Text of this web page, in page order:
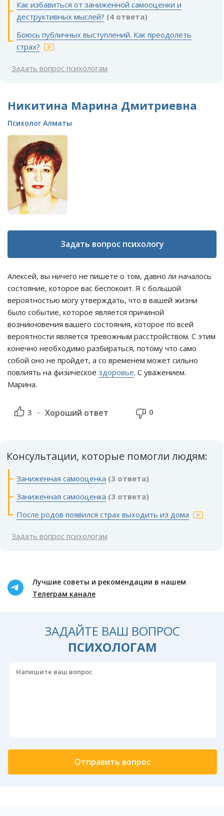
Как избавиться от заниженной самооценки и
деструктивных мыслей? (4 ответа)
Боюсь публичных выступлений. Как преодолеть
страх?
Задать вопрос психологам
Никитина Марина Дмитриевна
Психолог Алматы
Задать вопрос психологу
Алексей, вы ничего не пишете о том, давно ли началось
состояние, которое вас беспокоит. Я с большой
вероятностью могу утверждать, что в вашей жизни
было событие, которое является причиной
возникновения вашего состояния, которое по всей
вероятности является тревожным расстройством. С этим
конечно необходимо разбираться, потому что само
собой оно не пройдет, а со временем может сильно
повлиять на физическое здоровье. С уважением.
Марина.
3 Хороший ответ 0
Консультации, которые помогли людям:
Заниженная самооценка (3 ответа)
Заниженная самооценка (3 ответа)
После родов появился страх выходить из дома
Задать вопрос психологам
Лучшие советы и рекомендации в нашем
Телеграм канале
ЗАДАЙТЕ ВАШ ВОПРОС
ПСИХОЛОГАМ